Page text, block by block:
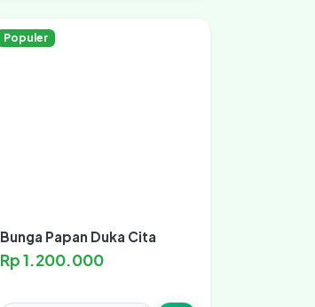
Populer
Bunga Papan Duka Cita
Rp 1.200.000